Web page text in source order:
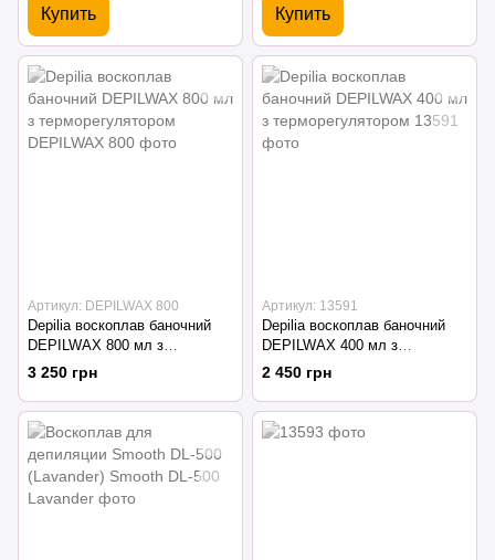
Купить Купить
Артикул: DEPILWAX 800
Depilia воскоплав баночний
DEPILWAX 800 мл з
терморегулятором
3 250 грн
Артикул: 13591
Depilia воскоплав баночний
DEPILWAX 400 мл з
терморегулятором
2 450 грн